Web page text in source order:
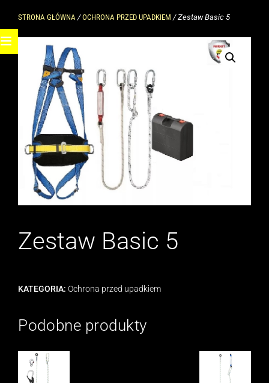
STRONA GŁÓWNA /OCHRONA PRZED UPADKIEM / Zestaw Basic 5
Zestaw Basic 5
KATEGORIA:Ochrona przed upadkiem
Podobne produkty